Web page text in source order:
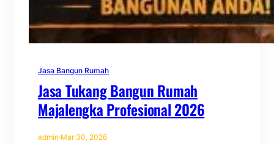
Jasa Bangun Rumah
Jasa Tukang Bangun Rumah
Majalengka Profesional 2026
admin·Mar 30, 2026